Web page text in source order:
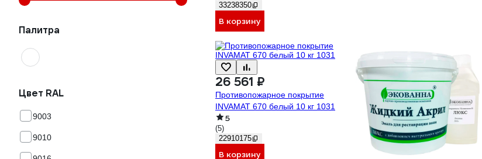
Палитра
Цвет RAL
9003
9010
33238350
В корзину
26 561 ₽
Противопожарное покрытие
INVAMAT 670 белый 10 кг 1031
5
(5)
22910175
В корзину